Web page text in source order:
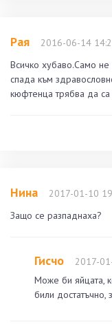
Рая
2016-06-14
Всичко хубаво.Само
спада към
кюфтенца трябва да са
Нина
2017-01-10
Защо се разпаднаха?
Гисчо
2017-
Може би яйцата,
били достатъчно,